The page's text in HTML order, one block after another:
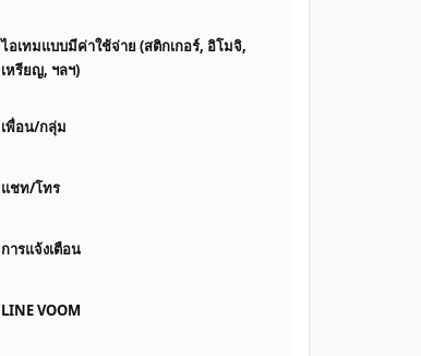
ไอเทมแบบมีค่าใช้จ่าย (สติกเกอร์, อิโมจิ,
เหรียญ, ฯลฯ)
เพื่อน/กลุ่ม
แชท/โทร
การแจ้งเตือน
LINE VOOM